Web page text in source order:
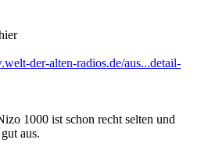
der-alten-radios.de/aus...detail-
1000 ist schon recht selten und
aus.